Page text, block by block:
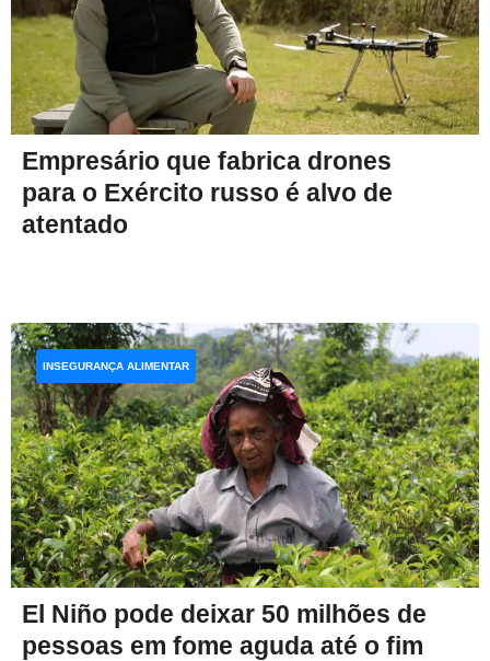
Empresário que fabrica drones
para o Exército russo é alvo de
atentado
El Niño pode deixar 50 milhões de
pessoas em fome aguda até o fim
INSEGURANÇA ALIMENTAR